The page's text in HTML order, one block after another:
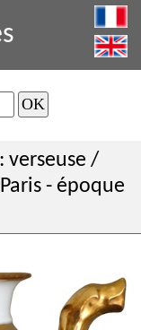
verseuse /
- époque